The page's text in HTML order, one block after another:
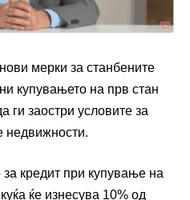
мерки за станбените
купувањето на прв стан
ги заостри условите за
недвижности.
кредит при купување на
ќе изнесува 10% од